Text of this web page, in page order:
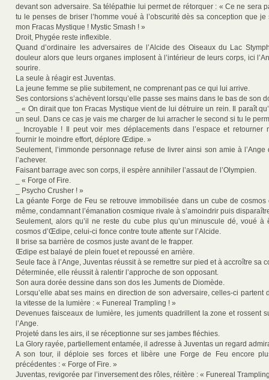
devant son adversaire. Sa télépathie lui permet de rétorquer : « Ce ne sera
tu le penses de briser l’homme voué à l’obscurité dès sa conception que je
mon Fracas Mystique ! Mystic Smash ! »
Droit, Phygée reste inflexible.
Quand d’ordinaire les adversaires de l’Alcide des Oiseaux du Lac
douleur alors que leurs organes implosent à l’intérieur de leurs corps, ici
sourire.
La seule à réagir est Juventas.
La jeune femme se plie subitement, ne comprenant pas ce qui lui arrive.
Ses contorsions s’achèvent lorsqu’elle passe ses mains dans le bas de son
_ « On dirait que ton Fracas Mystique vient de lui détruire un rein. Il paraît
un seul. Dans ce cas je vais me charger de lui arracher le second si tu le
_ Incroyable ! Il peut voir mes déplacements dans l’espace et retourner
fournir le moindre effort, déplore Œdipe. »
Seulement, l’immonde personnage refuse de livrer ainsi son amie à
l’achever.
Faisant barrage avec son corps, il espère annihiler l’assaut de l’Olympien.
_ « Forge of Fire.
_ Psycho Crusher ! »
La géante Forge de Feu se retrouve immobilisée dans un cube de
même, condamnant l’émanation cosmique rivale à s’amoindrir puis
Seulement, alors qu’il ne reste du cube plus qu’un minuscule dé, voué à
cosmos d’Œdipe, celui-ci fonce contre toute attente sur l’Alcide.
Il brise sa barrière de cosmos juste avant de le frapper.
Œdipe est balayé de plein fouet et repoussé en arrière.
Seule face à l’Ange, Juventas réussit à se remettre sur pied et à accroître sa
Déterminée, elle réussit à ralentir l’approche de son opposant.
Son aura dorée dessine dans son dos les Juments de Diomède.
Lorsqu’elle abat ses mains en direction de son adversaire, celles-ci partent
la vitesse de la lumière : « Funereal Trampling ! »
Devenues faisceaux de lumière, les juments quadrillent la zone et rossent
l’Ange.
Projeté dans les airs, il se réceptionne sur ses jambes fléchies.
La Glory rayée, partiellement entamée, il adresse à Juventas un regard
A son tour, il déploie ses forces et libère une Forge de Feu encore
précédentes : « Forge of Fire. »
Juventas, revigorée par l’inversement des rôles, réitère : « Funereal